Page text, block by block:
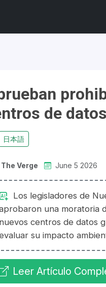
de datos
日本語
The Verge June 5 2026
Los legisladores de
una moratoria
nuevos centros de datos
su impacto
Leer Artículo